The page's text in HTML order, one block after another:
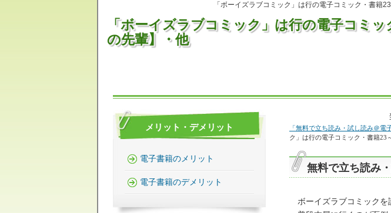
「ボーイズラブコミック」は行の電子コミック・書籍
「ボーイズラブコミック」は行の電子コミ
の先輩】・他
「無料で立ち読み・試し読み＠
ク」は行の電子コミック・書籍23
無料で立ち読み
ボーイズラブコミック
メリット・デメリット
電子書籍のメリット
電子書籍のデメリット